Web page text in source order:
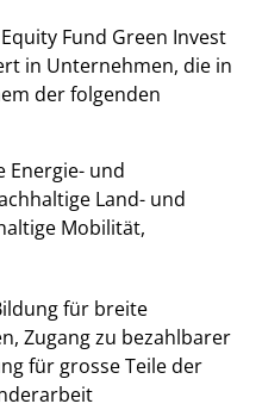
Fund Green Invest
in Unternehmen, die in
der folgenden
Energie- und
Land- und
Mobilität,
für breite
Zugang zu bezahlbarer
für grosse Teile der